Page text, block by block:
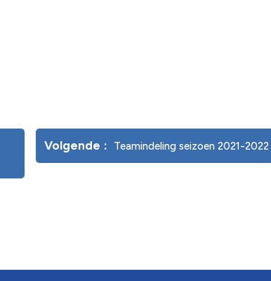
Volgende Teamindeling seizoen 2021-2022